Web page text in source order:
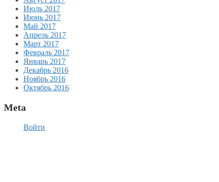
Июль 2017
Июнь 2017
Май 2017
Апрель 2017
Март 2017
Февраль 2017
Январь 2017
Декабрь 2016
Ноябрь 2016
Октябрь 2016
Meta
Войти